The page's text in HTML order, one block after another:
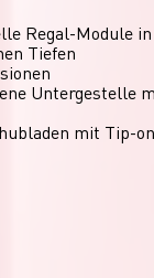
Regal-Module​
Tiefen
Untergestelle
mit Tip-